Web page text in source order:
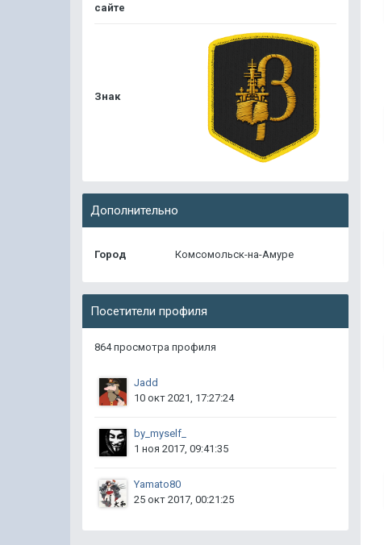
сайте
Знак
Дополнительно
Город Комсомольск-на-Амуре
Посетители профиля
864 просмотра профиля
Jadd
10 окт 2021, 17:27:24
by_myself_
1 ноя 2017, 09:41:35
Yamato80
25 окт 2017, 00:21:25